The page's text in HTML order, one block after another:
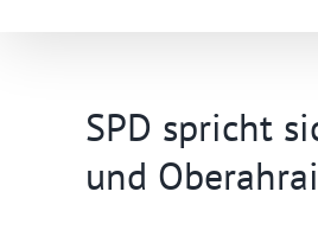
SPD spricht
und